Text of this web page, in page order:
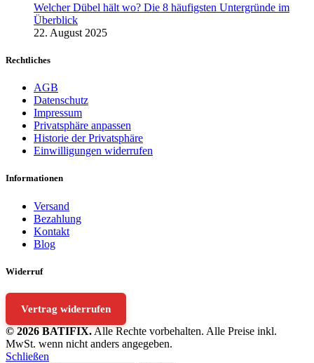
Welcher Dübel hält wo? Die 8 häufigsten Untergründe im
Überblick
22. August 2025
Rechtliches
AGB
Datenschutz
Impressum
Privatsphäre anpassen
Historie der Privatsphäre
Einwilligungen widerrufen
Informationen
Versand
Bezahlung
Kontakt
Blog
Widerruf
Vertrag widerrufen
© 2026 BATIFIX.Alle Rechte vorbehalten. Alle Preise inkl.
MwSt. wenn nicht anders angegeben.
Schließen